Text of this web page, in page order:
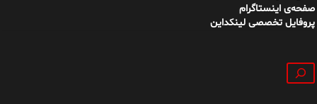
صفحه‌ی اینستاگرام
پروفایل تخصصی لینکداین
جستجو